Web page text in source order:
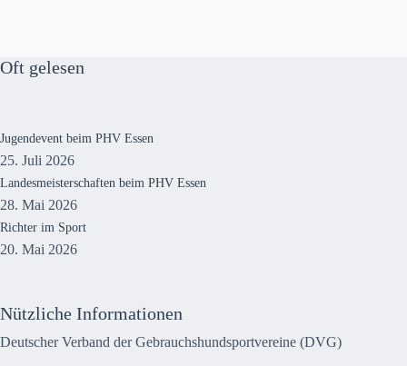
Oft gelesen
Jugendevent beim PHV Essen
25. Juli 2026
Landesmeisterschaften beim PHV Essen
28. Mai 2026
Richter im Sport
20. Mai 2026
Nützliche Informationen
Deutscher Verband der Gebrauchshundsportvereine (DVG)